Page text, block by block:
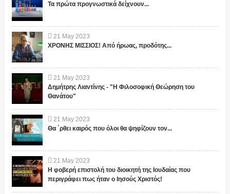
Τα πρώτα προγνωστικά δείχνουν...
21 May 2023
ΧΡΟΝΗΣ ΜΙΣΣΙΟΣ! Από ήρωας, προδότης...
21 May 2023
Δημήτρης Λιαντίνης - "Η Φιλοσοφική Θεώρηση του
Θανάτου"
21 May 2023
Θα ΄ρθει καιρός που όλοι θα ψηφίζουν τον...
21 May 2023
Η φοβερή επιστολή του διοικητή της Ιουδαίας που
περιγράφει πως ήταν ο Ιησούς Χριστός!